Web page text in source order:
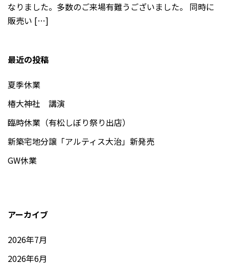
なりました。多数のご来場有難うございました。 同時に
販売い […]
最近の投稿
夏季休業
椿大神社 講演
臨時休業（有松しぼり祭り出店）
新築宅地分譲「アルティス大治」新発売
GW休業
アーカイブ
2026年7月
2026年6月